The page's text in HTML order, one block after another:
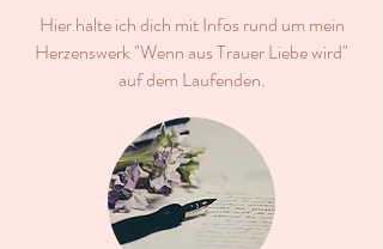
Hier halte ich dich mit Infos rund um mein
Herzenswerk "Wenn aus Trauer Liebe wird"
auf dem Laufenden.